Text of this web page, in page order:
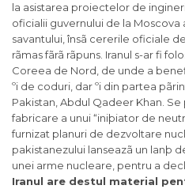
la asistarea proiectelor de
oficialii guvernului de la Moscova
savantului, însã cererile oficiale
rãmas fãrã rãpuns. Iranul s-ar fi
Coreea de Nord, de unde a
ºi de coduri, dar ºi din partea
Pakistan, Abdul Qadeer Khan.
fabricare a unui “iniþiator de
furnizat planuri de dezvoltare
pakistanezului lanseazã un lanþ
unei arme nucleare, pentru a
Iranul are destul material